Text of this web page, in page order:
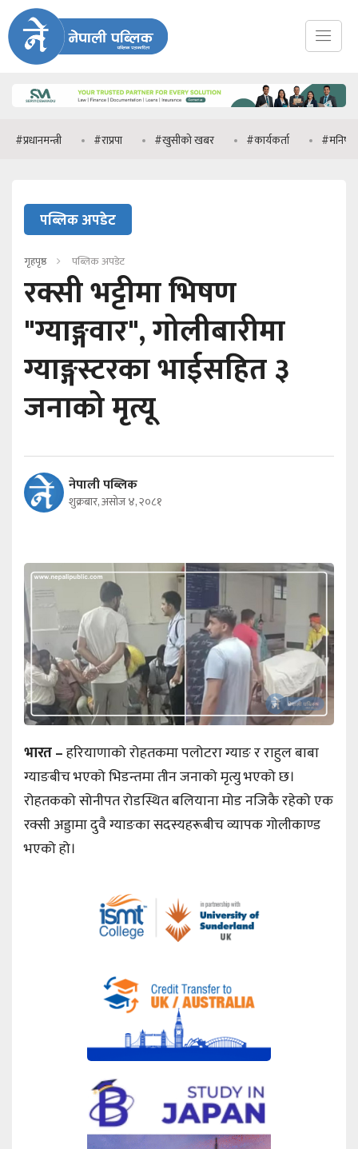
#राप्रपा #खुसीको खबर #कार्यकर्ता #मनिष झा
पब्लिक अपडेट
गृहपृष्ठ पब्लिक अपडेट
रक्सी भट्टीमा भिषण
"ग्याङ्गवार", गोलीबारीमा
ग्याङ्गस्टरका भाईसहित ३
जनाको मृत्यू
नेपाली पब्लिक
शुक्रबार, असोज ४, २०८१
भारत –हरियाणाको रोहतकमा पलोटरा ग्याङ र राहुल बाबा
ग्याङबीच भएको भिडन्तमा तीन जनाको मृत्यु भएको छ।
रोहतकको सोनीपत रोडस्थित बलियाना मोड नजिकै रहेको एक
रक्सी अड्डामा दुवै ग्याङका सदस्यहरूबीच व्यापक गोलीकाण्ड
भएको हो।